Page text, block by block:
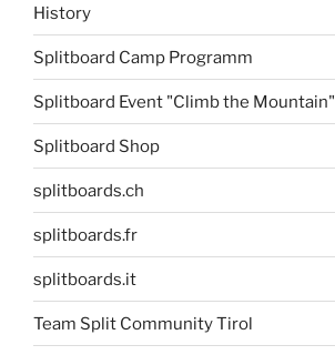
History
Splitboard Camp Programm
Splitboard Event "Climb the Mountain"
Splitboard Shop
splitboards.ch
splitboards.fr
splitboards.it
Team Split Community Tirol